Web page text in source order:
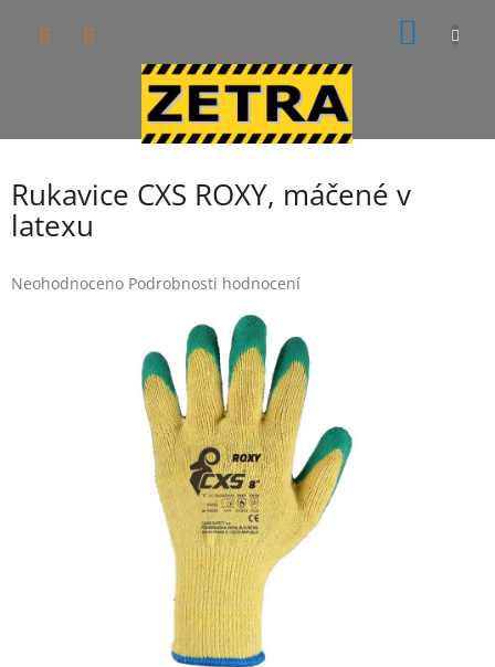
Rukavice CXS ROXY, máčené v
latexu
Průměrné
Neohodnoceno Podrobnosti hodnocení